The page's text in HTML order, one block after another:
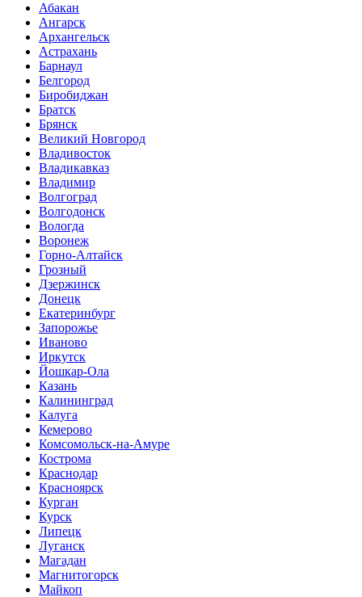
Абакан
Ангарск
Архангельск
Астрахань
Барнаул
Белгород
Биробиджан
Братск
Брянск
Великий Новгород
Владивосток
Владикавказ
Владимир
Волгоград
Волгодонск
Вологда
Воронеж
Горно-Алтайск
Грозный
Дзержинск
Донецк
Екатеринбург
Запорожье
Иваново
Иркутск
Йошкар-Ола
Казань
Калининград
Калуга
Кемерово
Комсомольск-на-Амуре
Кострома
Краснодар
Красноярск
Курган
Курск
Липецк
Луганск
Магадан
Магнитогорск
Майкоп